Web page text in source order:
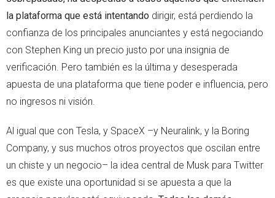
la plataforma que está intentando dirigir, está perdiendo la
confianza de los principales anunciantes y está negociando
con Stephen King un precio justo por una insignia de
verificación. Pero también es la última y desesperada
apuesta de una plataforma que tiene poder e influencia, pero
no ingresos ni visión.
Al igual que con Tesla, y SpaceX –y Neuralink, y la Boring
Company, y sus muchos otros proyectos que oscilan entre
un chiste y un negocio– la idea central de Musk para Twitter
es que existe una oportunidad si se apuesta a que la